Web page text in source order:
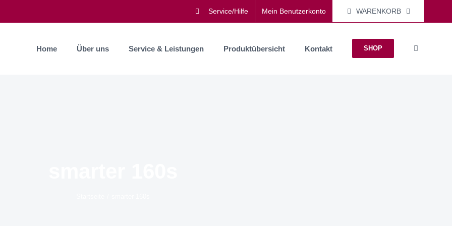
Service/Hilfe Mein Benutzerkonto WARENKORB
Home Über uns Service & Leistungen Produktübersicht Kontakt SHOP